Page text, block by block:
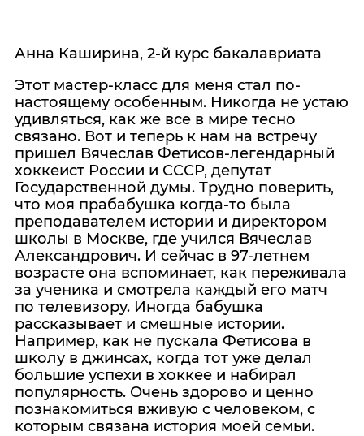
Анна Каширина, 2-й курс бакалавриата
Этот мастер-класс для меня стал по-
настоящему особенным. Никогда не устаю
удивляться, как же все в мире тесно
связано. Вот и теперь к нам на встречу
пришел Вячеслав Фетисов-легендарный
хоккеист России и СССР, депутат
Государственной думы. Трудно поверить,
что моя прабабушка когда-то была
преподавателем истории и директором
школы в Москве, где учился Вячеслав
Александрович. И сейчас в 97-летнем
возрасте она вспоминает, как переживала
за ученика и смотрела каждый его матч
по телевизору. Иногда бабушка
рассказывает и смешные истории.
Например, как не пускала Фетисова в
школу в джинсах, когда тот уже делал
большие успехи в хоккее и набирал
популярность. Очень здорово и ценно
познакомиться вживую с человеком, с
которым связана история моей семьи.